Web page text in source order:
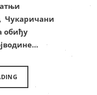
Чукаричани
обиђу